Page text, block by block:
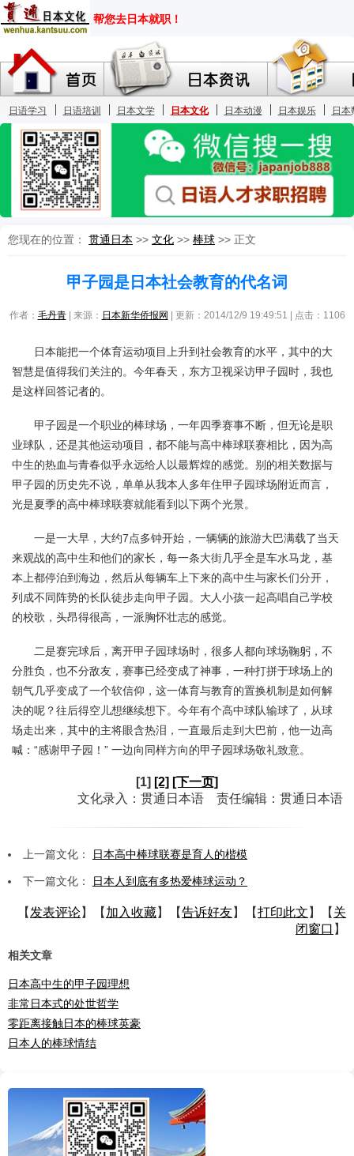
您现在的位置： 贯通日本 >> 文化 >> 棒球 >> 正文
甲子园是日本社会教育的代名词
作者： 毛丹青| 来源： 日本新华侨报网 | 更新：2014/12/9 19:49:51 | 点击： 1106
日本能把一个体育运动项目上升到社会教育的水平，其中的大
智慧是值得我们关注的。今年春天，东方卫视采访甲子园时，我也
是这样回答记者的。
甲子园是一个职业的棒球场，一年四季赛事不断，但无论是职
业球队，还是其他运动项目，都不能与高中棒球联赛相比，因为高
中生的热血与青春似乎永远给人以最辉煌的感觉。别的相关数据与
甲子园的历史先不说，单单从我本人多年住甲子园球场附近而言，
光是夏季的高中棒球联赛就能看到以下两个光景。
一是一大早，大约7点多钟开始，一辆辆的旅游大巴满载了当天
来观战的高中生和他们的家长，每一条大街几乎全是车水马龙，基
本上都停泊到海边，然后从每辆车上下来的高中生与家长们分开，
列成不同阵势的长队徒步走向甲子园。大人小孩一起高唱自己学校
的校歌，头昂得很高，一派胸怀壮志的感觉。
二是赛完球后，离开甲子园球场时，很多人都向球场鞠躬，不
分胜负，也不分敌友，赛事已经变成了神事，一种打拼于球场上的
朝气几乎变成了一个软信仰，这一体育与教育的置换机制是如何解
决的呢？往后得空儿想继续想下。今年有个高中球队输球了，从球
场走出来，其中的主将眼含热泪，一直最后走到大巴前，他一边高
喊：“感谢甲子园！” 一边向同样方向的甲子园球场敬礼致意。
[1] [2] [下一页]
文化录入：贯通日本语 责任编辑：贯通日本语
上一篇文化： 日本高中棒球联赛是育人的楷模
下一篇文化： 日本人到底有多热爱棒球运动？
【 发表评论】【 加入收藏】【告诉好友】【打印此文 】【 关
闭窗口 】
相关文章
日本高中生的甲子园理想
非常日本式的处世哲学
零距离接触日本的棒球英豪
日本人的棒球情结